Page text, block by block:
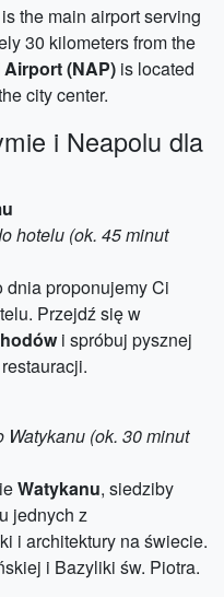
is the main airport serving
30 kilometers from the
(NAP) is located
city center.
i Neapolu dla
hotelu (ok. 45 minut
proponujemy Ci
Przejdź się w
i spróbuj pysznej
(ok. 30 minut
Watykanu, siedziby
jednych z
i architektury na świecie.
i Bazyliki św. Piotra.